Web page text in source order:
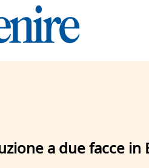
a due facce in